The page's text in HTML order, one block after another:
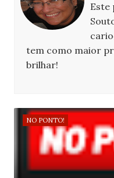
Este
tem como maior
brilhar!
NO PONTO!